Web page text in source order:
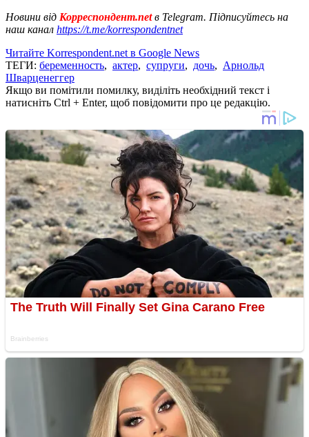
Новини від Корреспондент.netв Telegram. Підписуйтесь на
наш канал https://t.me/korrespondentnet
Читайте Korrespondent.net в Google News
ТЕГИ: беременность, актер, супруги, дочь, Арнольд
Шварценеггер
Якщо ви помітили помилку, виділіть необхідний текст і
натисніть Ctrl + Enter, щоб повідомити про це редакцію.